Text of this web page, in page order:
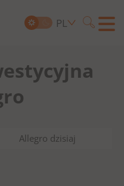
PL
Allegro dzisiaj